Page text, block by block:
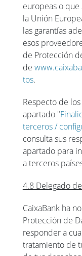
europeas o
la Unión
las garantías
esos
de Protección
de
tos.
Respecto de
apartado "
terceros /
consulta sus
apartado para
a terceros
4.8 Delegado
CaixaBank ha
Protección de
responder a
tratamiento de